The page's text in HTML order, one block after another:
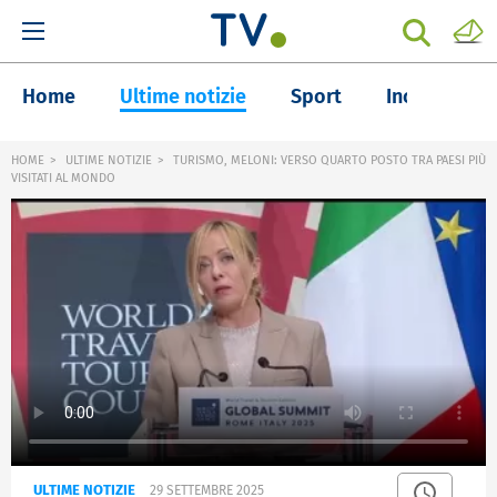
Home Ultime notizie Sport Inchieste
HOME ULTIME NOTIZIE
TURISMO, MELONI: VERSO QUARTO POSTO TRA PAESI PIÙ
VISITATI AL MONDO
ULTIME NOTIZIE 29 SETTEMBRE 2025